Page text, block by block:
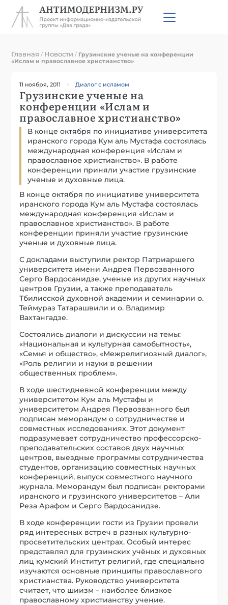
Главная / Новости / Грузинские ученые на конференции
«Ислам и православное христианство»
11 ноября, 2011 Диалог с исламом
Грузинские ученые на
конференции «Ислам и
православное христианство»
В конце октября по инициативе университета
иранского города Кум аль Мустафа состоялась
международная конференция «Ислам и
православное христианство». В работе
конференции приняли участие грузинские
ученые и духовные лица.
В конце октября по инициативе университета
иранского города Кум аль Мустафа состоялась
международная конференция «Ислам и
православное христианство». В работе
конференции приняли участие грузинские
ученые и духовные лица.
С докладами выступили ректор Патриаршего
университета имени Андрея Первозванного
Серго Вардосанидзе, ученые из других научных
центров Грузии, а также преподаватель
Тбилисской духовной академии и семинарии о.
Теймураз Татарашвили и о. Владимир
Вахтангадзе.
Состоялись диалоги и дискуссии на темы:
«Национальная и культурная самобытность»,
«Семья и общество», «Межрелигиозный диалог»,
«Роль религии и науки в решении
общественных проблем».
В ходе шестидневной конференции между
университетом Кум аль Мустафы и
университетом Андрея Первозванного был
подписан меморандум о сотрудничестве и
совместных исследованиях. Этот документ
подразумевает сотрудничество профессорско-
преподавательских составов двух научных
центров, выездные программы сотрудничества
студентов, организацию совместных научных
конференций, выпуск совместного научного
журнала. Меморандум был подписан ректорами
иранского и грузинского университетов – Али
Реза Арафом и Серго Вардосанидзе.
В ходе конференции гости из Грузии провели
ряд интересных встреч в разных культурно-
просветительских центрах. Особый интерес
представлял для грузинских учёных и духовных
лиц кумский Институт религий, где специально
изучаются основные принципы православного
христианства. Руководство университета
считает, что шиизм – наиболее близкое
православному христианству учение.